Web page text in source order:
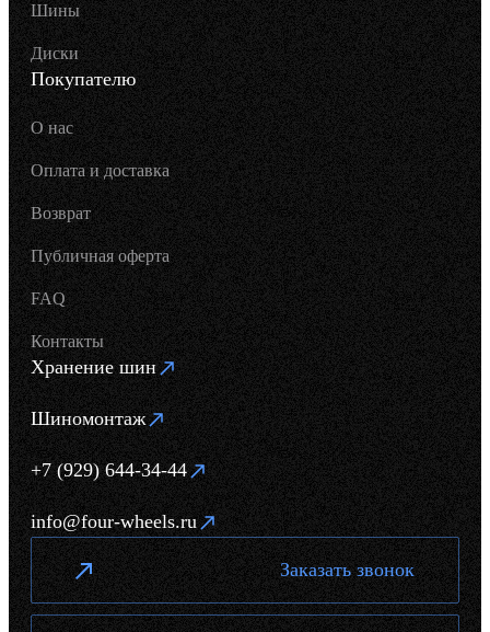
Шины
Диски
Покупателю
О нас
Оплата и доставка
Возврат
Публичная оферта
FAQ
Контакты
Хранение шин
Шиномонтаж
+7 (929) 644-34-44
info@four-wheels.ru
Заказать звонок